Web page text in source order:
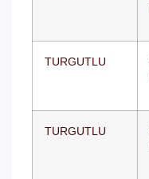
TURGUTLU
TURGUTLU